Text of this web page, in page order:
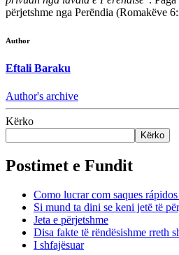
përjetshme nga Perëndia (Romakëve
Author
Eftali Baraku
Author's archive
Kërko
Kërko
Postimet e Fundit
Como lucrar com saques
Si mund ta dini se keni jetë të
Jeta e përjetshme
Disa fakte të rëndësishme rreth
I shfajësuar